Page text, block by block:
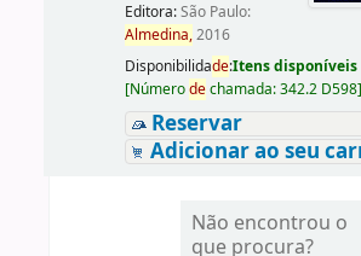
Editora:São Paulo:
Almedina,2016
Disponibilidade:Itens
[Númerodechamada:342.2 D598]
Reservar
Adicionar ao seu
Não encontrou o
que procura?